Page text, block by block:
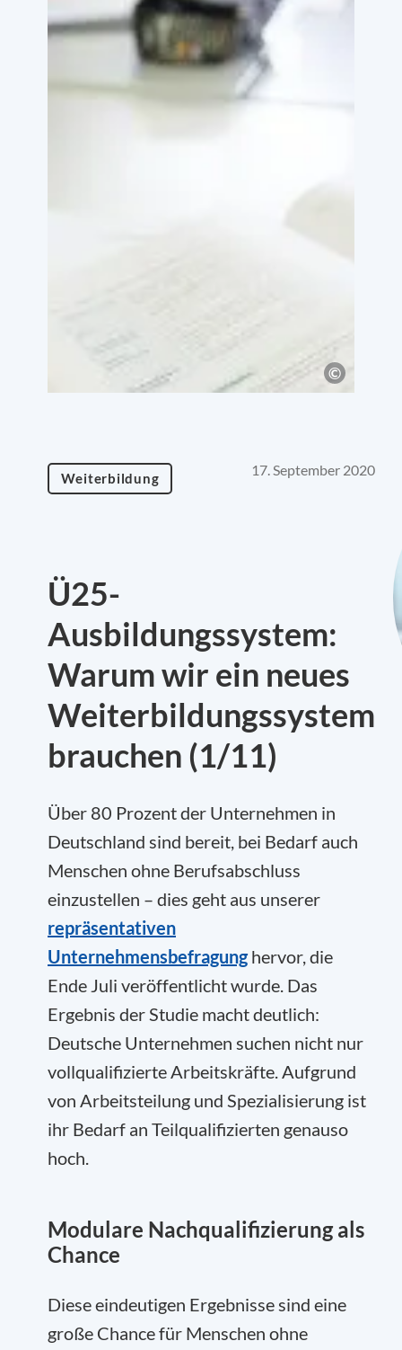
Weiterbildung 17. September 2020
Ü25-
Ausbildungssystem:
Warum wir ein neues
Weiterbildungssystem
brauchen (1/11)
Über 80 Prozent der Unternehmen in
Deutschland sind bereit, bei Bedarf auch
Menschen ohne Berufsabschluss
einzustellen – dies geht aus unserer
repräsentativen
Unternehmensbefragung hervor, die
Ende Juli veröffentlicht wurde. Das
Ergebnis der Studie macht deutlich:
Deutsche Unternehmen suchen nicht nur
vollqualifizierte Arbeitskräfte. Aufgrund
von Arbeitsteilung und Spezialisierung ist
ihr Bedarf an Teilqualifizierten genauso
hoch.
Modulare Nachqualifizierung als
Chance
Diese eindeutigen Ergebnisse sind eine
große Chance für Menschen ohne